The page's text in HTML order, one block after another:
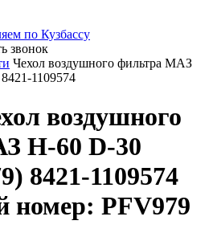
по Кузбассу
звонок
Чехол воздушного фильтра МАЗ
1109574
воздушного
Н-60 D-30
8421-1109574
номер: PFV979